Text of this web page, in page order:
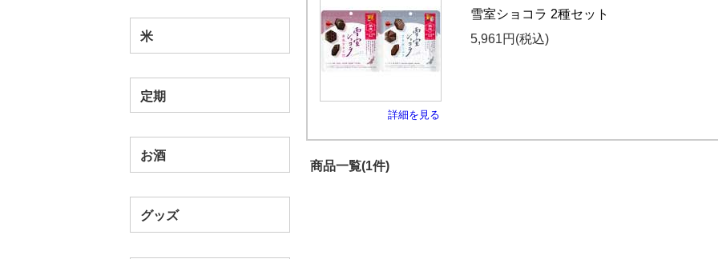
米
定期
お酒
グッズ
詳細を見る
雪室ショコラ 2種セット
5,961円 (税込)
商品一覧(1件)